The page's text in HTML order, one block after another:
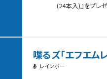
(24本入)』をプレ
喋るズ「エフエム
レインボー